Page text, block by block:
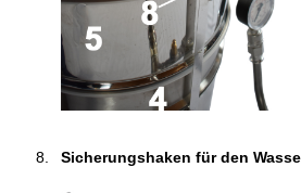
Sicherungshaken für den